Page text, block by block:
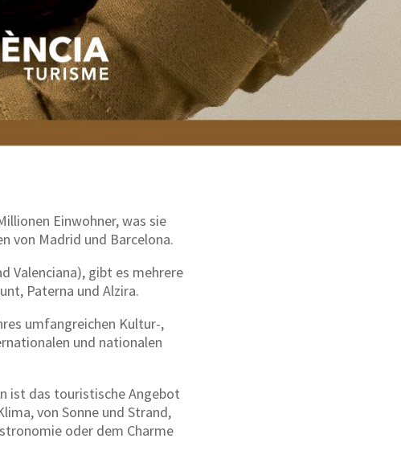
Einwohner, was sie
von Madrid und Barcelona.
Valenciana), gibt es mehrere
Paterna und Alzira.
umfangreichen Kultur-,
und nationalen
ist das touristische Angebot
von Sonne und Strand,
oder dem Charme